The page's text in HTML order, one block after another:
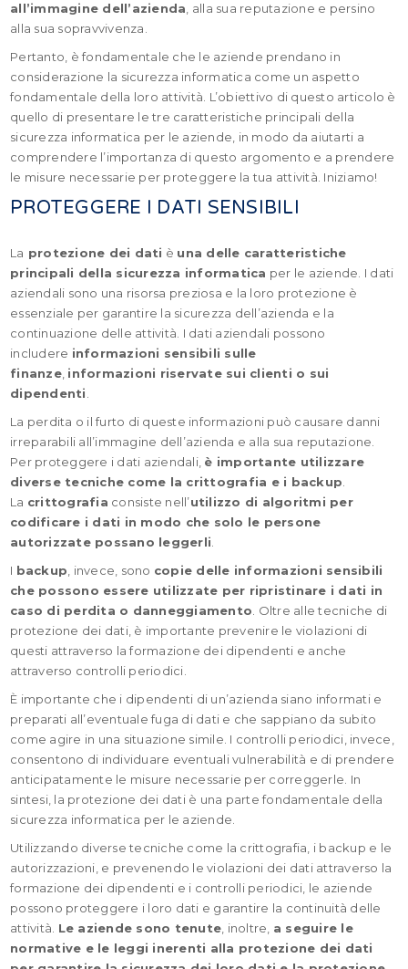
all’immagine dell’azienda , alla sua reputazione e persino
alla sua sopravvivenza.
Pertanto, è fondamentale che le aziende prendano in
considerazione la sicurezza informatica come un aspetto
fondamentale della loro attività. L’obiettivo di questo articolo è
quello di presentare le tre caratteristiche principali della
sicurezza informatica per le aziende, in modo da aiutarti a
comprendere l’importanza di questo argomento e a prendere
le misure necessarie per proteggere la tua attività. Iniziamo!
PROTEGGERE I DATI SENSIBILI
La protezione dei dati è una delle caratteristiche
principali della sicurezza informatica per le aziende. I dati
aziendali sono una risorsa preziosa e la loro protezione è
essenziale per garantire la sicurezza dell’azienda e la
continuazione delle attività. I dati aziendali possono
includere informazioni sensibili sulle
finanze, informazioni riservate sui clienti o sui
dipendenti
La perdita o il furto di queste informazioni può causare danni
irreparabili all’immagine dell’azienda e alla sua reputazione.
Per proteggere i dati aziendali, è importante utilizzare
diverse tecniche come la crittografia e i backup
La crittografia consiste nell’utilizzo di algoritmi per
codificare i dati in modo che solo le persone
autorizzate possano leggerli
I backup , invece, sono copie delle informazioni sensibili
che possono essere utilizzate per ripristinare i dati in
caso di perdita o danneggiamento . Oltre alle tecniche di
protezione dei dati, è importante prevenire le violazioni di
questi attraverso la formazione dei dipendenti e anche
attraverso controlli periodici.
È importante che i dipendenti di un’azienda siano informati e
preparati all’eventuale fuga di dati e che sappiano da subito
come agire in una situazione simile. I controlli periodici, invece,
consentono di individuare eventuali vulnerabilità e di prendere
anticipatamente le misure necessarie per correggerle. In
sintesi, la protezione dei dati è una parte fondamentale della
sicurezza informatica per le aziende.
Utilizzando diverse tecniche come la crittografia, i backup e le
autorizzazioni, e prevenendo le violazioni dei dati attraverso la
formazione dei dipendenti e i controlli periodici, le aziende
possono proteggere i loro dati e garantire la continuità delle
attività. Le aziende sono tenute , inoltre, a seguire le
normative e le leggi inerenti alla protezione dei dati